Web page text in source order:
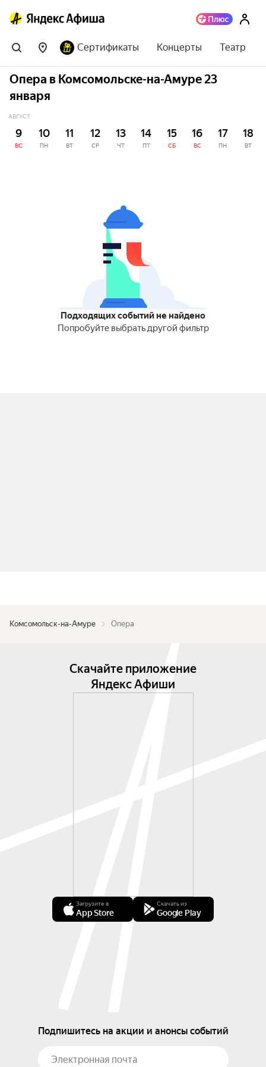
Сертификаты Концерты Театр
Опера в Комсомольске-на-Амуре 23
января
АВГУСТ
9
ВС
10
ПН
11
ВТ
12
СР
13
ЧТ
14
ПТ
15
СБ
16
ВС
17
ПН
18
ВТ
Подходящих событий не найдено
Попробуйте выбрать другой фильтр
Комсомольск-на-Амуре Опера
Скачайте приложение
Яндекс Афиши
Загрузите в
App Store
Скачать из
Google Play
Подпишитесь на акции и анонсы событий